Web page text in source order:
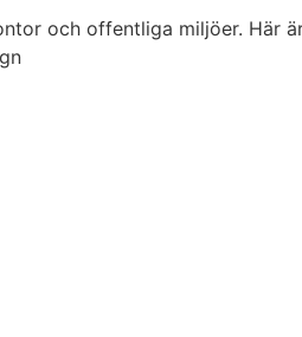
och offentliga miljöer. Här